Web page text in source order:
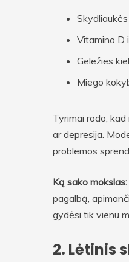
Vitamino D
Geležies
Miego
Tyrimai rodo,
ar depresija.
problemos
Ką sako mokslas:
pagalbą,
gydėsi tik vienu
2. Lėtinis